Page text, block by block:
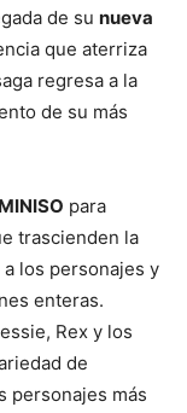
de su nueva
que aterriza
regresa a la
de su más
MINISO para
trascienden la
los personajes y
enteras.
Rex y los
de
personajes más